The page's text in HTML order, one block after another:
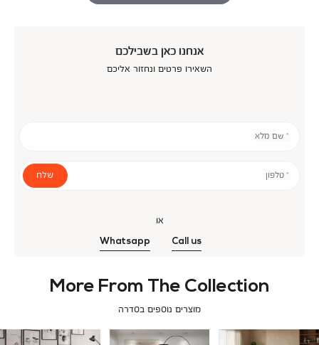
אנחנו כאן בשבילכם
השאירו פרטים ונחזור אליכם
* שם מלא
* טלפון שלח
או
Call us
Whatsapp
More From The Collection
מוצרים נוספים בסדרה